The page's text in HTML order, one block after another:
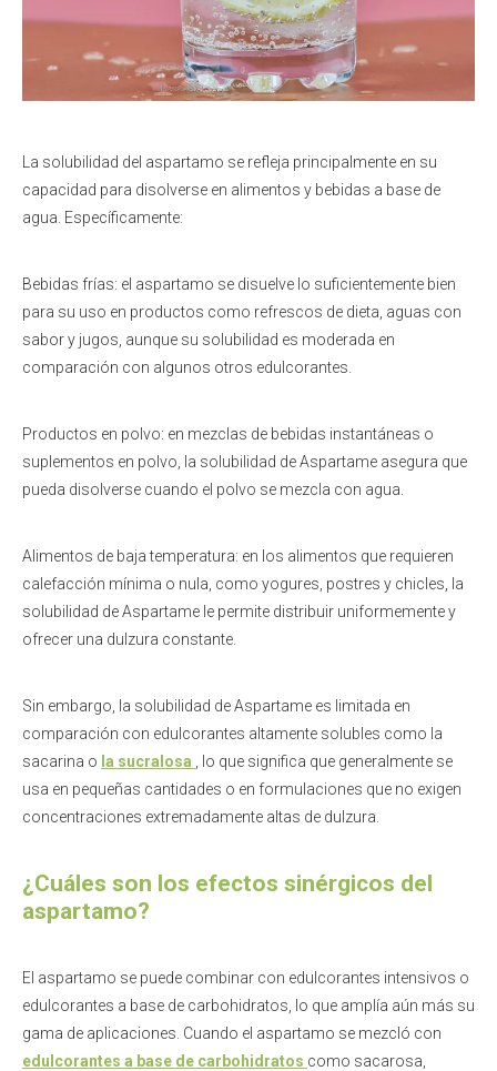
La solubilidad del aspartamo se refleja principalmente en su
capacidad para disolverse en alimentos y bebidas a base de
agua. Específicamente:
Bebidas frías: el aspartamo se disuelve lo suficientemente bien
para su uso en productos como refrescos de dieta, aguas con
sabor y jugos, aunque su solubilidad es moderada en
comparación con algunos otros edulcorantes.
Productos en polvo: en mezclas de bebidas instantáneas o
suplementos en polvo, la solubilidad de Aspartame asegura que
pueda disolverse cuando el polvo se mezcla con agua.
Alimentos de baja temperatura: en los alimentos que requieren
calefacción mínima o nula, como yogures, postres y chicles, la
solubilidad de Aspartame le permite distribuir uniformemente y
ofrecer una dulzura constante.
Sin embargo, la solubilidad de Aspartame es limitada en
comparación con edulcorantes altamente solubles como la
sacarina o la sucralosa
, lo que significa que generalmente se
usa en pequeñas cantidades o en formulaciones que no exigen
concentraciones extremadamente altas de dulzura.
¿Cuáles son los efectos sinérgicos del
aspartamo?
El aspartamo se puede combinar con edulcorantes intensivos o
edulcorantes a base de carbohidratos, lo que amplía aún más su
gama de aplicaciones. Cuando el aspartamo se mezcló con
edulcorantes a base de carbohidratos como sacarosa,